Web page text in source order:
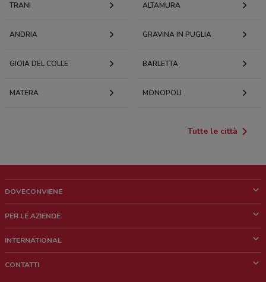
TRANI ALTAMURA
ANDRIA GRAVINA IN PUGLIA
GIOIA DEL COLLE BARLETTA
MATERA MONOPOLI
Tutte le città
DOVECONVIENE
Chi siamo
Lavora con noi
PER LE AZIENDE
Richieste commerciali e marketing
INTERNATIONAL
CONTATTI